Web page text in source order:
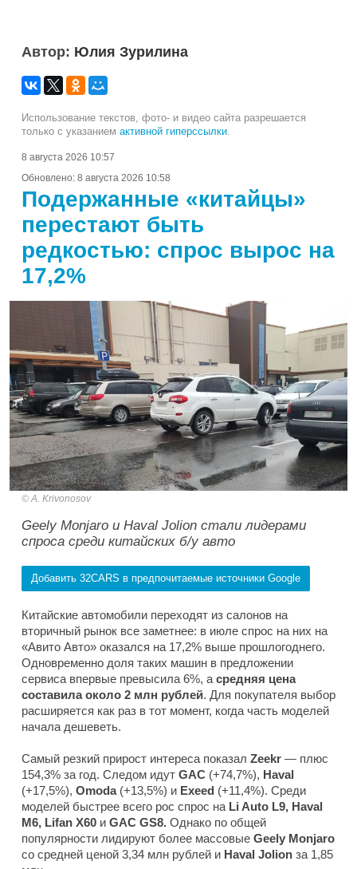
Автор: Юлия Зурилина
Использование текстов, фото- и видео сайта разрешается
только с указанием активной гиперссылки
8 августа 2026 10:57
Обновлено: 8 августа 2026 10:58
Подержанные «китайцы»
перестают быть
редкостью: спрос вырос на
17,2%
A. Krivonosov
Geely Monjaro и Haval Jolion стали лидерами
спроса среди китайских б/у авто
Добавить 32CARS в предпочитаемые источники Google
Китайские автомобили переходят из салонов на
вторичный рынок все заметнее: в июле спрос на них на
«Авито Авто» оказался на 17,2% выше прошлогоднего.
Одновременно доля таких машин в предложении
сервиса впервые превысила 6%, а средняя цена
составила около 2 млн рублей. Для покупателя выбор
расширяется как раз в тот момент, когда часть моделей
начала дешеветь.
Самый резкий прирост интереса показал Zeekr — плюс
154,3% за год. Следом идут GAC (+74,7%), Haval
(+17,5%), Omoda(+13,5%) и Exeed (+11,4%). Среди
моделей быстрее всего рос спрос на Li Auto L9, Haval
M6, Lifan X60 и GAC GS8. Однако по общей
популярности лидируют более массовые Geely Monjaro
со средней ценой 3,34 млн рублей и Haval Jolion за 1,85